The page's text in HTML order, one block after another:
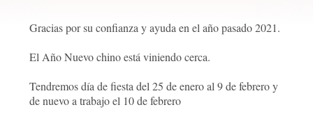
ÉNTRENOS
CONTACTO
CON
Gracias por su confianza y ayuda en el año pasado 2021.
El Año Nuevo chino está viniendo cerca.
Tendremos día de fiesta del 25 de enero al 9 de febrero y
de nuevo a trabajo el 10 de febrero